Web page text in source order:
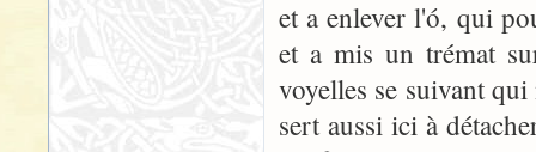
et a enlever l'ó, qui
et a mis un trémat
voyelles se suivant
sert aussi ici à